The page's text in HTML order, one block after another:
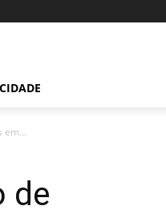
em...
de